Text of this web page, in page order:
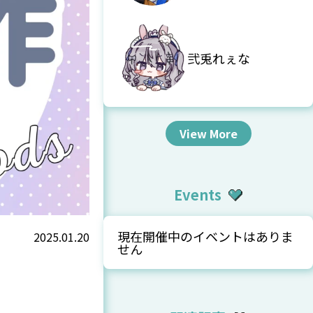
2025.01.20
弐兎れぇな
View More
Events
現在開催中のイベントはありま
せん